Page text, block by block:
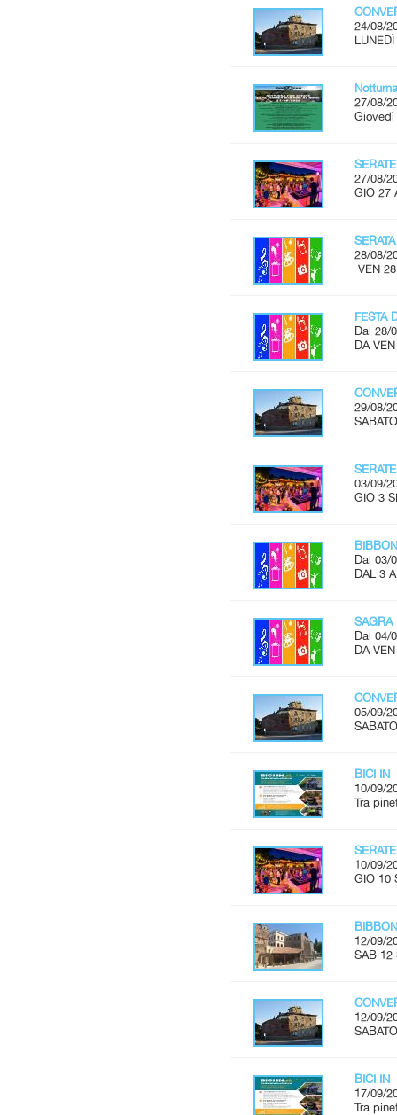
24/08/
27/08/
Giovedì
27/08/
GIO 27
28/08/
VEN
FESTA
Dal 28/
DA
29/08/
03/09/
GIO 3
Dal 03/
DAL 3
SAGRA
Dal 04/
DA
05/09/
BICI IN
10/09/
Tra
10/09/
GIO 10
12/09/
SAB 12
12/09/
BICI IN
17/09/
Tra